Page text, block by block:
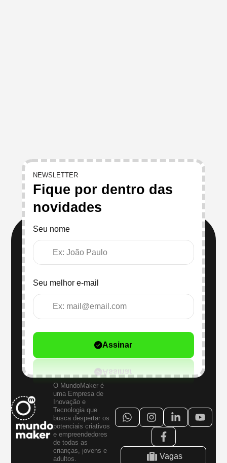
NEWSLETTER
Fique por dentro das
novidades
Seu nome
Seu melhor e-mail
Assinar
O MundoMaker é
uma Empresa de
Inovação e
Tecnologia que
busca despertar os
potenciais criativos
e empreendedores
de todas as
crianças, jovens e
adultos.
Vagas